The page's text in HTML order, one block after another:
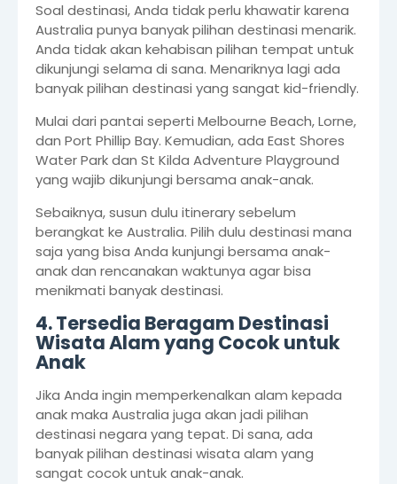
Soal destinasi, Anda tidak perlu khawatir karena
Australia punya banyak pilihan destinasi menarik.
Anda tidak akan kehabisan pilihan tempat untuk
dikunjungi selama di sana. Menariknya lagi ada
banyak pilihan destinasi yang sangat kid-friendly.
Mulai dari pantai seperti Melbourne Beach, Lorne,
dan Port Phillip Bay. Kemudian, ada East Shores
Water Park dan St Kilda Adventure Playground
yang wajib dikunjungi bersama anak-anak.
Sebaiknya, susun dulu itinerary sebelum
berangkat ke Australia. Pilih dulu destinasi mana
saja yang bisa Anda kunjungi bersama anak-
anak dan rencanakan waktunya agar bisa
menikmati banyak destinasi.
4. Tersedia Beragam Destinasi
Wisata Alam yang Cocok untuk
Anak
Jika Anda ingin memperkenalkan alam kepada
anak maka Australia juga akan jadi pilihan
destinasi negara yang tepat. Di sana, ada
banyak pilihan destinasi wisata alam yang
sangat cocok untuk anak-anak.